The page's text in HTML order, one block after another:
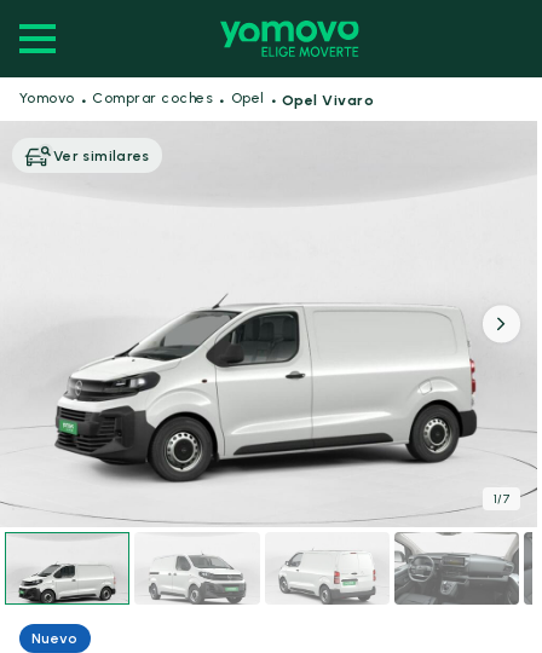
Yomovo · Comprar coches · Opel · Opel Vivaro
Ver similares
1/7
Nuevo